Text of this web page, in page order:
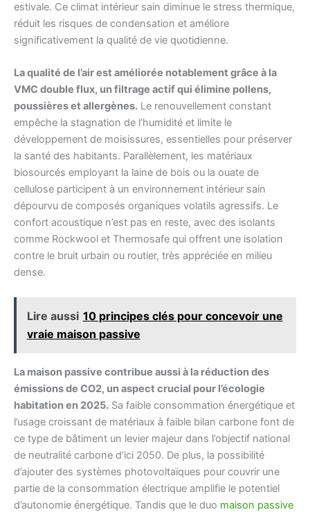
estivale. Ce climat intérieur sain diminue le stress thermique,
réduit les risques de condensation et améliore
significativement la qualité de vie quotidienne.
La qualité de l’air est améliorée notablement grâce à la
VMC double flux, un filtrage actif qui élimine pollens,
poussières et allergènes. Le renouvellement constant
empêche la stagnation de l’humidité et limite le
développement de moisissures, essentielles pour préserver
la santé des habitants. Parallèlement, les matériaux
biosourcés employant la laine de bois ou la ouate de
cellulose participent à un environnement intérieur sain
dépourvu de composés organiques volatils agressifs. Le
confort acoustique n’est pas en reste, avec des isolants
comme Rockwool et Thermosafe qui offrent une isolation
contre le bruit urbain ou routier, très appréciée en milieu
dense.
Lire aussi 10 principes clés pour concevoir une
vraie maison passive
La maison passive contribue aussi à la réduction des
émissions de CO2, un aspect crucial pour l’écologie
habitation en 2025. Sa faible consommation énergétique et
l’usage croissant de matériaux à faible bilan carbone font de
ce type de bâtiment un levier majeur dans l’objectif national
de neutralité carbone d’ici 2050. De plus, la possibilité
d’ajouter des systèmes photovoltaïques pour couvrir une
partie de la consommation électrique amplifie le potentiel
d’autonomie énergétique. Tandis que le duo maison passive